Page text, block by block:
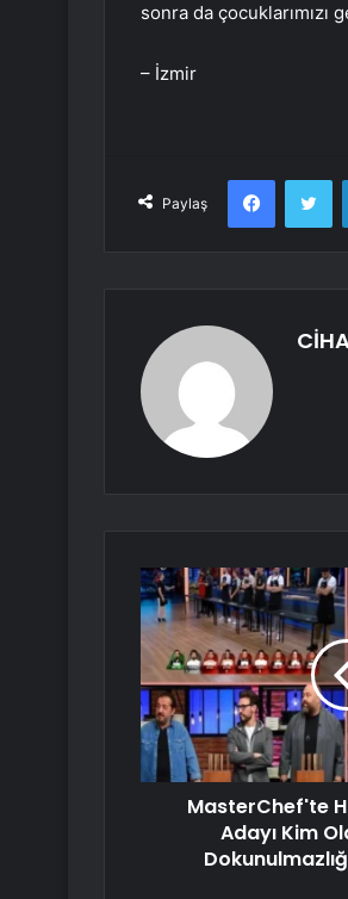
sonra da çocuklarımızı
– İzmir
Paylaş
Facebook
MasterChef'te
Adayı Kim